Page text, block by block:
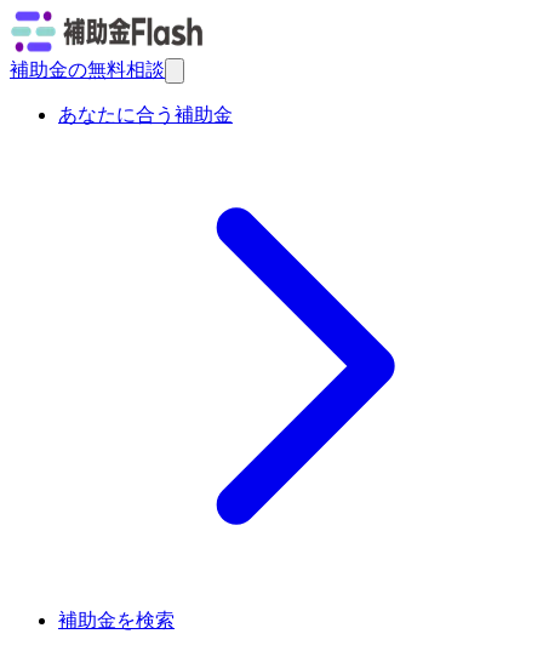
補助金の無料相談
あなたに合う補助金
補助金を検索